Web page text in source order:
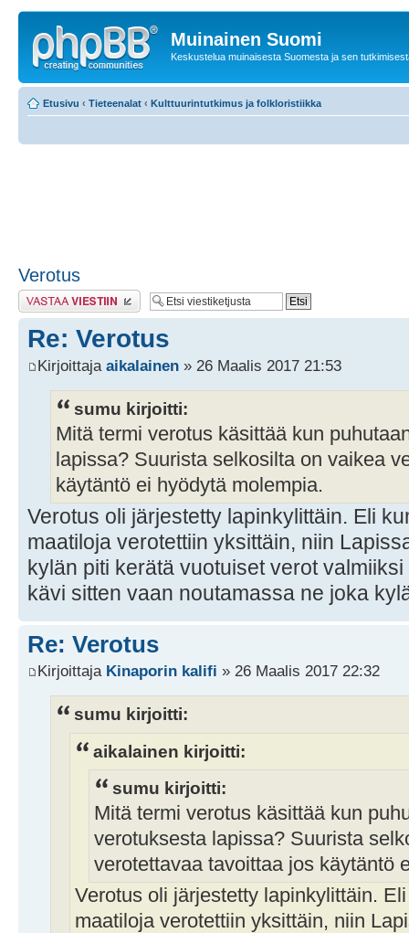
Muinainen Suomi
Keskustelua muinaisesta Suomesta ja sen
Etusivu ‹ Tieteenalat ‹ Kulttuurintutkimus ja folkloristiikka
Verotus
Lähetä vastaus
Re: Verotus
Kirjoittaja aikalainen » 26 Maalis 2017 21:53
sumu kirjoitti:
Mitä termi verotus käsittää kun
lapissa? Suurista selkosilta on vaikea
käytäntö ei hyödytä molempia.
Verotus oli järjestetty lapinkylittäin. Eli
maatiloja verotettiin yksittäin, niin
kylän piti kerätä vuotuiset verot
kävi sitten vaan noutamassa ne joka
Re: Verotus
Kirjoittaja Kinaporin kalifi » 26 Maalis 2017 22:32
sumu kirjoitti:
aikalainen kirjoitti:
sumu kirjoitti:
Mitä termi verotus käsittää kun
verotuksesta lapissa? Suurista
verotettavaa tavoittaa jos käytäntö
Verotus oli järjestetty lapinkylittäin.
maatiloja verotettiin yksittäin, niin